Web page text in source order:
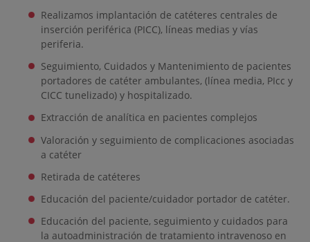
Realizamos implantación de catéteres centrales de
inserción periférica (PICC), líneas medias y vías
periferia.
Seguimiento, Cuidados y Mantenimiento de pacientes
portadores de catéter ambulantes, (línea media, PIcc y
CICC tunelizado) y hospitalizado.
Extracción de analítica en pacientes complejos
Valoración y seguimiento de complicaciones asociadas
a catéter
Retirada de catéteres
Educación del paciente/cuidador portador de catéter.
Educación del paciente, seguimiento y cuidados para
la autoadministración de tratamiento intravenoso en